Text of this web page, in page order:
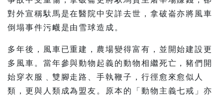
對外宣稱馱馬是在醫院中安詳去世，拿破崙亦將風車
倒塌事件污衊是由雪球造成。
多年後，風車已重建，農場變得富有，並開始建設更
多風車。當年參與動物起義的動物相繼死亡，豬們開
始穿衣服﹑雙腳走路、手執鞭子，行徑愈來愈似人
類，更與人類成為盟友。原本的「動物主義七戒」亦